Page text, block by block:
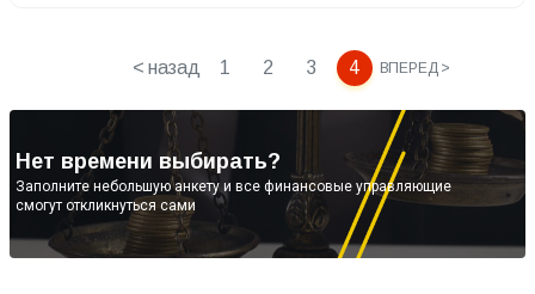
< назад 1 2 3 4 ВПЕРЕД >
Нет времени выбирать?
Заполните небольшую анкету и все финансовые управляющие
смогут откликнуться сами